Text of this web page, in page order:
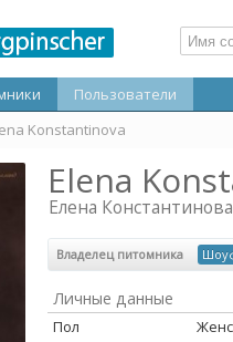
Пользователи
Konstantinova
Elena
Елена Константинова
Владелец питомника
Личные данные
Пол